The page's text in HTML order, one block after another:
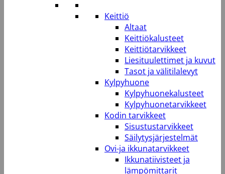
Keittiö
Altaat
Keittiökalusteet
Keittiötarvikkeet
Liesituulettimet ja kuvut
Tasot ja välitilalevyt
Kylpyhuone
Kylpyhuonekalusteet
Kylpyhuonetarvikkeet
Kodin tarvikkeet
Sisustustarvikkeet
Säilytysjärjestelmät
Ovi-ja ikkunatarvikkeet
Ikkunatiivisteet ja
lämpömittarit